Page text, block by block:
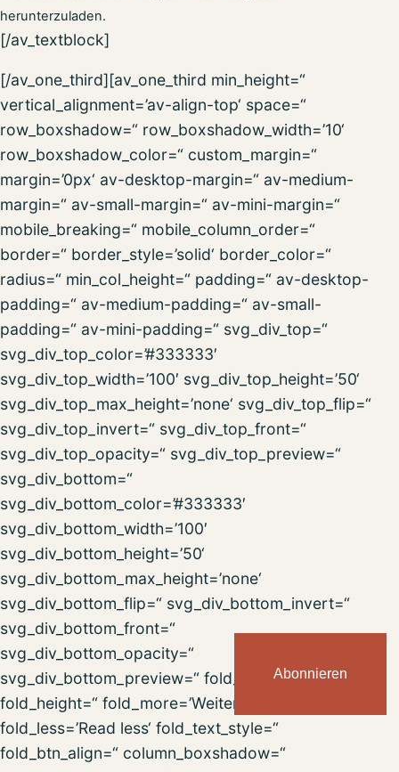
herunterzuladen.
[/av_textblock]
[/av_one_third][av_one_third min_height=“
vertical_alignment=’av-align-top‘ space=“
row_boxshadow=“ row_boxshadow_width=’10‘
row_boxshadow_color=“ custom_margin=“
margin=’0px‘ av-desktop-margin=“ av-medium-
margin=“ av-small-margin=“ av-mini-margin=“
mobile_breaking=“ mobile_column_order=“
border=“ border_style=’solid‘ border_color=“
radius=“ min_col_height=“ padding=“ av-desktop-
padding=“ av-medium-padding=“ av-small-
padding=“ av-mini-padding=“ svg_div_top=“
svg_div_top_color=’#333333′
svg_div_top_width=’100′ svg_div_top_height=’50‘
svg_div_top_max_height=’none‘ svg_div_top_flip=“
svg_div_top_invert=“ svg_div_top_front=“
svg_div_top_opacity=“ svg_div_top_preview=“
svg_div_bottom=“
svg_div_bottom_color=’#333333′
svg_div_bottom_width=’100′
svg_div_bottom_height=’50‘
svg_div_bottom_max_height=’none‘
svg_div_bottom_flip=“ svg_div_bottom_invert=“
svg_div_bottom_front=“
svg_div_bottom_opacity=“
svg_div_bottom_preview=“ fold_type=“
fold_height=“ fold_more=’Weiterlesen‘
fold_less=’Read less‘ fold_text_style=“
fold_btn_align=“ column_boxshadow=“
Abonnieren